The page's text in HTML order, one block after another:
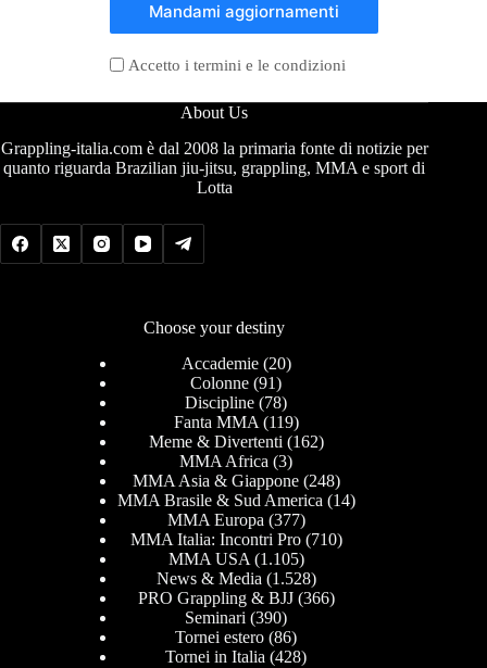
Mandami aggiornamenti
Accetto i termini e le condizioni
About Us
Grappling-italia.com è dal 2008 la primaria fonte di notizie per
quanto riguarda Brazilian jiu-jitsu, grappling, MMA e sport di
Lotta
Choose your destiny
Accademie(20)
Colonne (91)
Discipline (78)
Fanta MMA (119)
Meme & Divertenti (162)
MMA Africa (3)
MMA Asia & Giappone(248)
MMA Brasile & Sud America (14)
MMA Europa (377)
MMA Italia: Incontri Pro(710)
MMA USA (1.105)
News & Media (1.528)
PRO Grappling & BJJ(366)
Seminari (390)
Tornei estero (86)
Tornei in Italia (428)